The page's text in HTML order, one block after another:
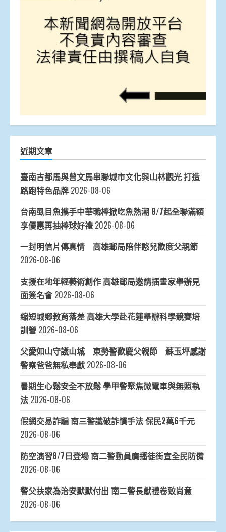
近期文章
臺南古都馬與曾文馬串聯城市文化與山林觀光 打造
路跑特色品牌 2026-08-06
台南虱目魚攜手中華職棒掀吃魚熱潮 8/7起全聯滿額
享優惠再抽棒球好禮 2026-08-06
一封明信片傳真情 高雄郵局陪伴憨兒歡度父親節
2026-08-06
支援在地年輕藝術創作 高雄郵局邀請插畫家舉辦見
面簽名會 2026-08-06
縮短城鄉教育落差 高雄大學赴花蓮舉辦科學競賽培
訓營 2026-08-06
父愛如山守護山城 東勢警歡慶父親節 蘇玉坪感謝
警察爸爸無私奉獻 2026-08-06
暑期生心鬆安全不放鬆 學甲警聚焦微電車與無照執
法 2026-08-06
假網交易詐騙 南三警識破詐慣手法 保民2萬6千元
2026-08-06
防空演習8/7日登場 南二警動員廣播徒街宣全民防備
2026-08-06
警父扶家為治安默默付出 南二警長獻禮卷致尚意
2026-08-06